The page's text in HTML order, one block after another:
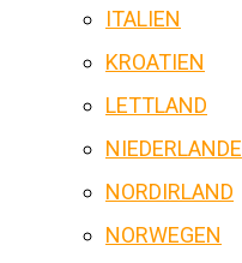
ITALIEN
KROATIEN
LETTLAND
NIEDERLANDE
NORDIRLAND
NORWEGEN